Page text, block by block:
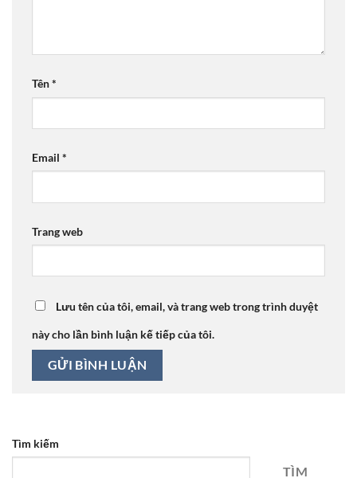
Tên*
Email *
Trang web
Lưu tên của tôi, email, và trang web trong trình duyệt
này cho lần bình luận kế tiếp của tôi.
Tìm kiếm
TÌM